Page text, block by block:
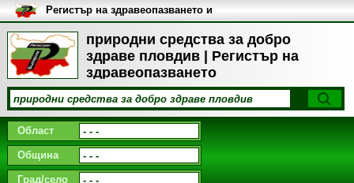
природни средства за добро
здраве пловдив | Регистър на
здравеопазването
Регистър на здравеопазването и
медицинските заведения в
България
Област
Община
Град/село